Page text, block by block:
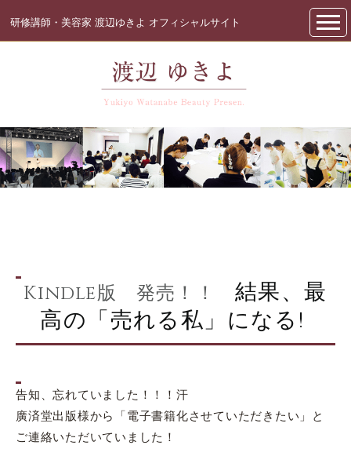
研修講師・美容家 渡辺ゆきよ オフィシャルサイト
Kindle版 発売！！ 結果、最
高の「売れる私」になる!
告知、忘れていました！！！汗
廣済堂出版様から「電子書籍化させていただきたい」と
ご連絡いただいていました！